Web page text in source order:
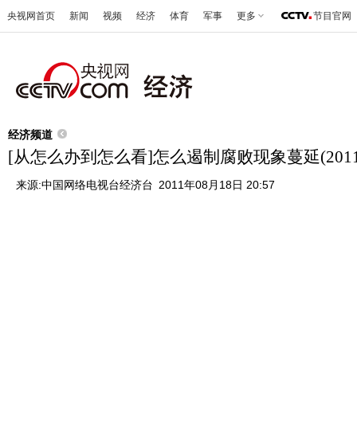
央视网首页 新闻 视频 经济 体育 军事 更多 节目官网
经济频道
[从怎么办到怎么看]怎么遏制腐败现象蔓延
来源:中国网络电视台经济台 2011年08月18日 20:57